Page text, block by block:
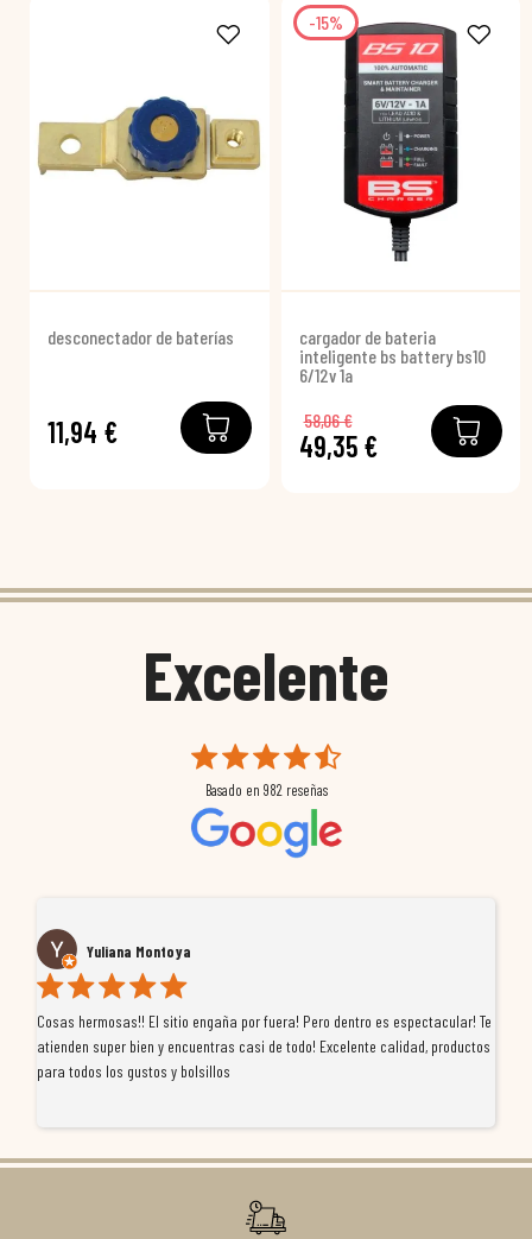
desconectador de baterías
11,94 €
-15%
cargador de bateria
inteligente bs battery bs10
6/12v 1a
49,35 €
58,06 €
Excelente
Basado en 982 reseñas
Yuliana Montoya
Cosas hermosas!! El sitio engaña por fuera! Pero dentro es espectacular! Te
atienden super bien y encuentras casi de todo! Excelente calidad, productos
para todos los gustos y bolsillos